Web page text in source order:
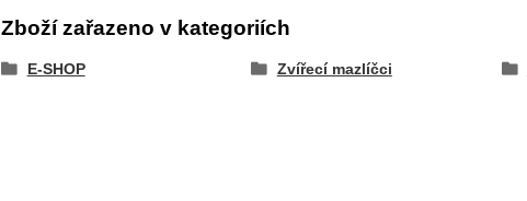
Zboží zařazeno v kategoriích
E-SHOP Zvířecí mazlíčci